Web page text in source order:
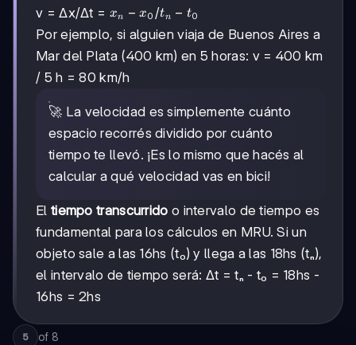
v = Δx/Δt = xₙ
x₀
xn − x0 /tₙ
-
t₀
tn − t0
Por ejemplo, si alguien viaja de Buenos Aires a
Mar del Plata (400 km) en 5 horas: v = 400 km
/ 5 h = 80 km/h
🚀 La velocidad es simplemente cuánto
espacio recorrés dividido por cuánto
tiempo te llevó. ¡Es lo mismo que hacés al
calcular a qué velocidad vas en bici!
El tiempo transcurrido o intervalo de tiempo es
fundamental para los cálculos en MRU. Si un
objeto sale a las 16hs (t₀) y llega a las 18hs (tₙ),
el intervalo de tiempo será: Δt = tₙ - t₀ = 18hs -
16hs = 2hs
5 of 8